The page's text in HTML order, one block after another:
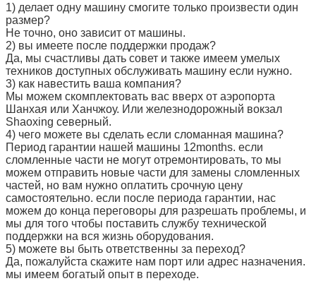
1) делает одну машину смогите только произвести один
размер?
Не точно, оно зависит от машины.
2) вы имеете после поддержки продаж?
Да, мы счастливы дать совет и также имеем умелых
техников доступных обслуживать машину если нужно.
3) как навестить ваша компания?
Мы можем скомплектовать вас вверх от аэропорта
Шанхая или Ханчжоу. Или железнодорожный вокзал
Shaoxing северный.
4) чего можете вы сделать если сломанная машина?
Период гарантии нашей машины 12months. если
сломленные части не могут отремонтировать, то мы
можем отправить новые части для замены сломленных
частей, но вам нужно оплатить срочную цену
самостоятельно. если после периода гарантии, нас
можем до конца переговоры для разрешать проблемы, и
мы для того чтобы поставить службу технической
поддержки на вся жизнь оборудования.
5) можете вы быть ответственны за переход?
Да, пожалуйста скажите нам порт или адрес назначения.
мы имеем богатый опыт в переходе.